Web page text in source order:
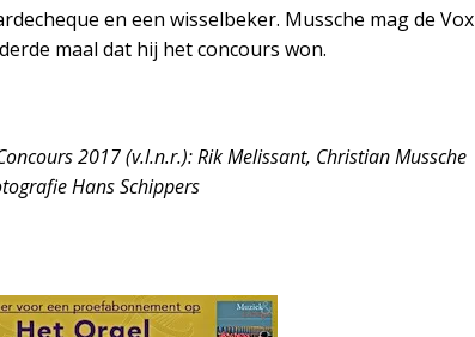
en een wisselbeker. Mussche mag de Vox
maal dat hij het concours won.
2017 (v.l.n.r.): Rik Melissant, Christian Mussche
Hans Schippers